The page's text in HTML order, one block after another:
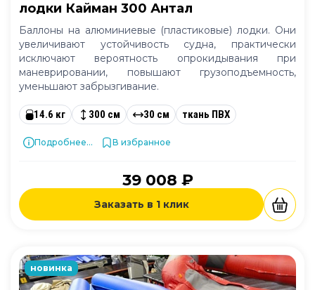
лодки Кайман 300 Антал
Баллоны на алюминиевые (пластиковые) лодки. Они
увеличивают устойчивость судна, практически
исключают вероятность опрокидывания при
маневрировании, повышают грузоподъемность,
уменьшают забрызгивание.
14.6 кг 300 см 30 см ткань ПВХ
Подробнее... В избранное
39 008 ₽
Заказать в 1 клик
новинка